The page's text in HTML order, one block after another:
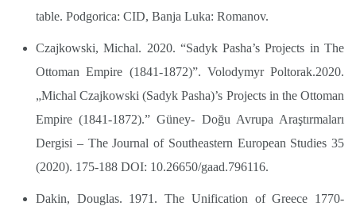
table. Podgorica: CID, Banja Luka: Romanov.
Czajkowski, Michal. 2020. “Sadyk Pasha’s Projects in The
Ottoman Empire (1841-1872)”. Volodymyr Poltorak.2020.
„Michal Czajkowski (Sadyk Pasha)’s Projects in the Ottoman
Empire (1841-1872).” Güney- Doğu Avrupa Araştırmaları
Dergisi – The Journal of Southeastern European Studies 35
(2020). 175-188 DOI: 10.26650/gaad.796116.
Dakin, Douglas. 1971. The Unification of Greece 1770-